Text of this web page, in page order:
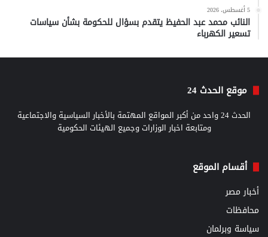
5 أغسطس، 2026
النائب محمد عبد الحفيظ يتقدم بسؤال للحكومة بشأن سياسات
تسعير الكهرباء
موقع الحدث 24
الحدث 24 واحد من أكبر المواقع المهتمة بالأخبار السياسية والاجتماعية
ومتابعة اخبار الوزارات وجميع الهيئات الحكومية
أقسام الموقع
أخبار مصر
محافظات
سياسة وبرلمان